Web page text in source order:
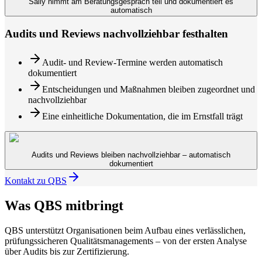
automatisch
Audits und Reviews nachvollziehbar festhalten
Audit- und Review-Termine werden automatisch
dokumentiert
Entscheidungen und Maßnahmen bleiben zugeordnet und
nachvollziehbar
Eine einheitliche Dokumentation, die im Ernstfall trägt
Audits und Reviews bleiben nachvollziehbar – automatisch
dokumentiert
Kontakt zu QBS
Was QBS mitbringt
QBS unterstützt Organisationen beim Aufbau eines verlässlichen,
prüfungssicheren Qualitätsmanagements – von der ersten Analyse
über Audits bis zur Zertifizierung.